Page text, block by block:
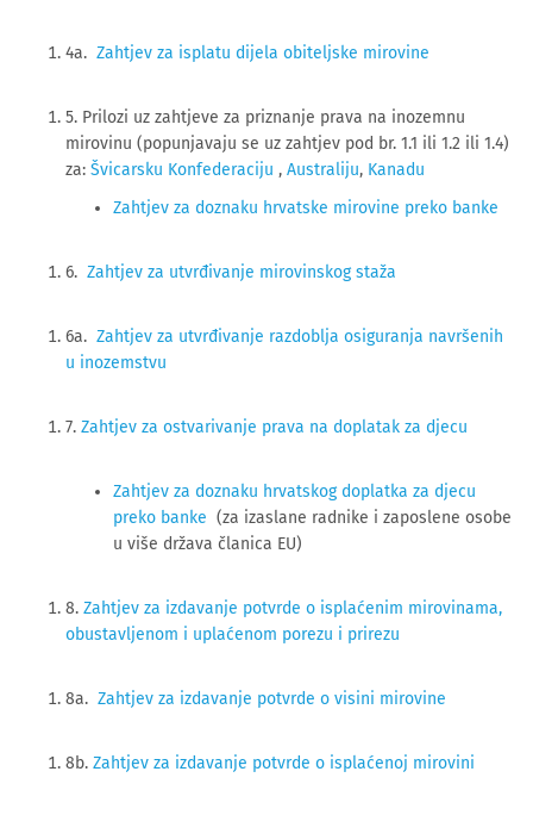
4a. Zahtjev za isplatu dijela obiteljske mirovine
5. Prilozi uz zahtjeve za priznanje prava na inozemnu
mirovinu (popunjavaju se uz zahtjev pod br. 1.1 ili 1.2 ili 1.4)
za: Švicarsku Konfederaciju , Australiju, Kanadu
Zahtjev za doznaku hrvatske mirovine preko banke
6. Zahtjev za utvrđivanje mirovinskog staža
6a. Zahtjev za utvrđivanje razdoblja osiguranja navršenih
u inozemstvu
7. Zahtjev za ostvarivanje prava na doplatak za djecu
Zahtjev za doznaku hrvatskog doplatka za djecu
preko banke (za izaslane radnike i zaposlene osobe
u više država članica EU)
8. Zahtjev za izdavanje potvrde o isplaćenim mirovinama,
obustavljenom i uplaćenom porezu i prirezu
8a. Zahtjev za izdavanje potvrde o visini mirovine
8b. Zahtjev za izdavanje potvrde o isplaćenoj mirovini